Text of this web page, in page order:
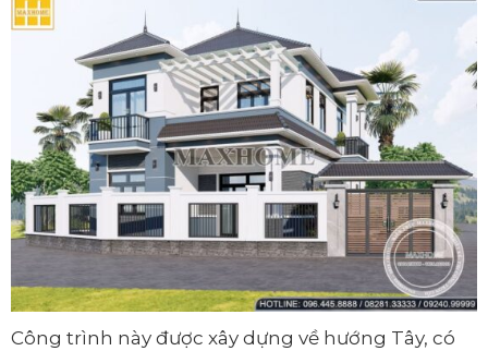
Công trình này được xây dựng về hướng Tây, có